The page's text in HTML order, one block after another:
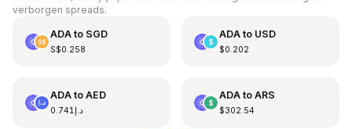
verborgen spreads.
ADAto SGD
S$0.258
ADAto USD
$0.202
ADAto AED
د.إ0.741
ADAto ARS
$302.54